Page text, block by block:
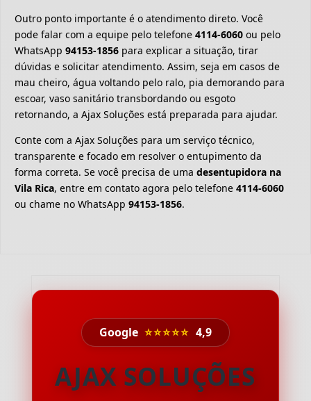
Outro ponto importante é o atendimento direto. Você
pode falar com a equipe pelo telefone 4114-6060 ou pelo
WhatsApp 94153-1856 para explicar a situação, tirar
dúvidas e solicitar atendimento. Assim, seja em casos de
mau cheiro, água voltando pelo ralo, pia demorando para
escoar, vaso sanitário transbordando ou esgoto
retornando, a Ajax Soluções está preparada para ajudar.
Conte com a Ajax Soluções para um serviço técnico,
transparente e focado em resolver o entupimento da
forma correta. Se você precisa de uma desentupidora na
Vila Rica, entre em contato agora pelo telefone 4114-6060
ou chame no WhatsApp 94153-1856.
Google ⭐⭐⭐⭐⭐ 4,9
AJAX SOLUÇÕES